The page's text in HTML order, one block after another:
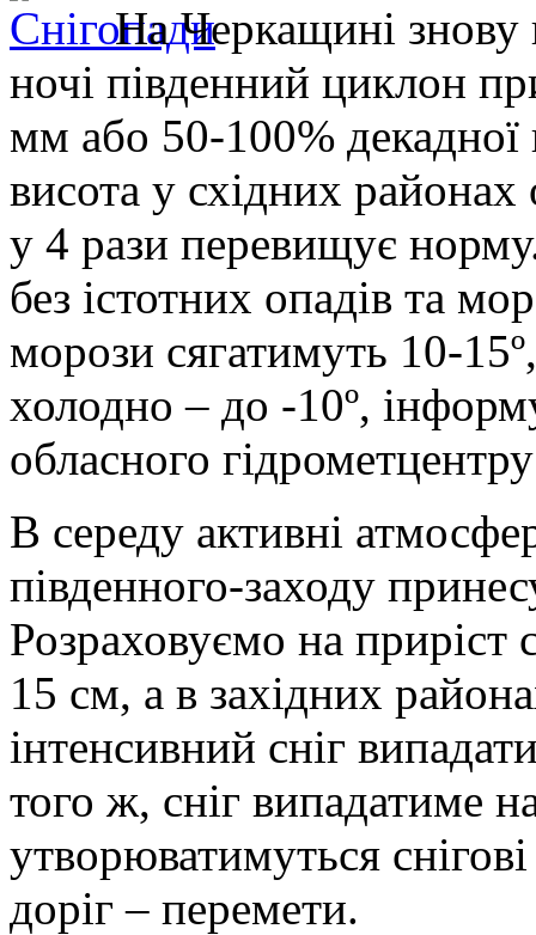
На Черкащині знову
ночі південний циклон
мм або 50-100%
висота у східних районах
у 4 рази перевищує
без істотних опадів та
морози сягатимуть 10-
холодно – до -10º,
обласного
В середу активні
південного-заходу
Розраховуємо на приріст
15 см, а в західних
інтенсивний сніг
того ж, сніг випадатиме
утворюватимуться
доріг – перемети.